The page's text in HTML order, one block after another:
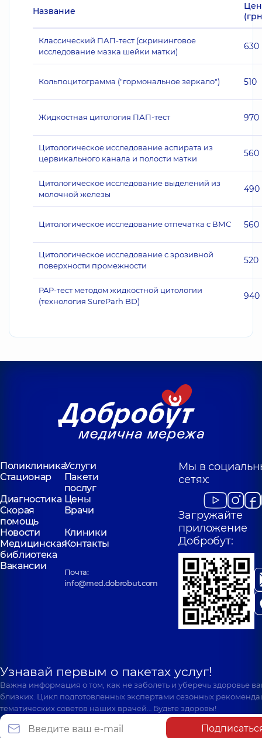
Название
Классический ПАП-тест (скрининговое
исследование мазка шейки матки)
630
Кольпоцитограмма ("гормональное зеркало") 510
Жидкостная цитология ПАП-тест 970
Цитологическое исследование аспирата из
цервикального канала и полости матки
560
Цитологическое исследование выделений из
молочной железы
490
Цитологическое исследование отпечатка с ВМС 560
Цитологическое исследование с эрозивной
поверхности промежности
520
PAP-тест методом жидкостной цитологии
(технология SureParh BD)
940
ПоликлиникаУслуги
Стационар
Пакети
послуг
Диагностика Цены
Скорая
помощь
Врачи
Новости
Клиники
Медицинская
библиотека
Контакты
Вакансии
Почта:
info@med.dobrobut.com
Мы в
сетях:
Загружайте
приложение
Добробут:
Узнавай первым о пакетах услуг!
Важна информация о том, как не заболеть и уберечь здоровье
близких. Цикл подготовленных экспертами сезонных
тематических советов наших врачей… Будьте здоровы!